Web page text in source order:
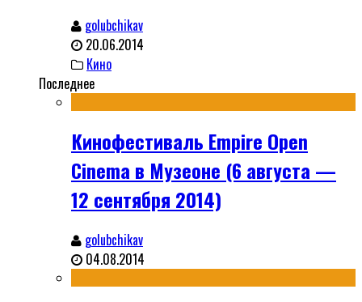
golubchikav
20.06.2014
Кино
Последнее
Кинофестиваль Empire Open
Cinema в Музеоне (6 августа —
12 сентября 2014)
golubchikav
04.08.2014